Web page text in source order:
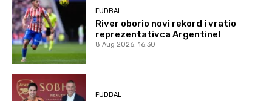
FUDBAL
River oborio novi rekord i vratio
reprezentativca Argentine!
8 Aug 2026. 16:30
FUDBAL